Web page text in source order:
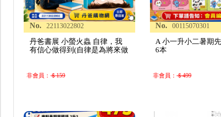
No. 22113022802
丹爸書展 小螢火蟲 自律，我
有信心做得到(自律是為將來做
非會員：＄159
No. 00115070301
A 小一升小二暑期
6本
非會員： ＄499